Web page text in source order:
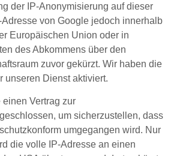
der IP-Anonymisierung auf dieser
von Google jedoch innerhalb
Europäischen Union oder in
des Abkommens über den
zuvor gekürzt. Wir haben die
unseren Dienst aktiviert.
Vertrag zur
um sicherzustellen, dass
umgegangen wird. Nur
die volle IP-Adresse an einen